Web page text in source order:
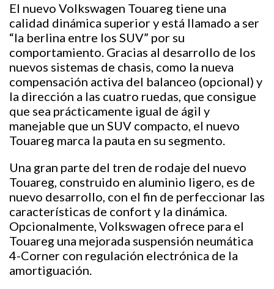
El nuevo Volkswagen Touareg tiene una
calidad dinámica superior y está llamado a ser
“la berlina entre los SUV” por su
comportamiento. Gracias al desarrollo de los
nuevos sistemas de chasis, como la nueva
compensación activa del balanceo (opcional) y
la dirección a las cuatro ruedas, que consigue
que sea prácticamente igual de ágil y
manejable que un SUV compacto, el nuevo
Touareg marca la pauta en su segmento.
Una gran parte del tren de rodaje del nuevo
Touareg, construido en aluminio ligero, es de
nuevo desarrollo, con el fin de perfeccionar las
características de confort y la dinámica.
Opcionalmente, Volkswagen ofrece para el
Touareg una mejorada suspensión neumática
4-Corner con regulación electrónica de la
amortiguación.